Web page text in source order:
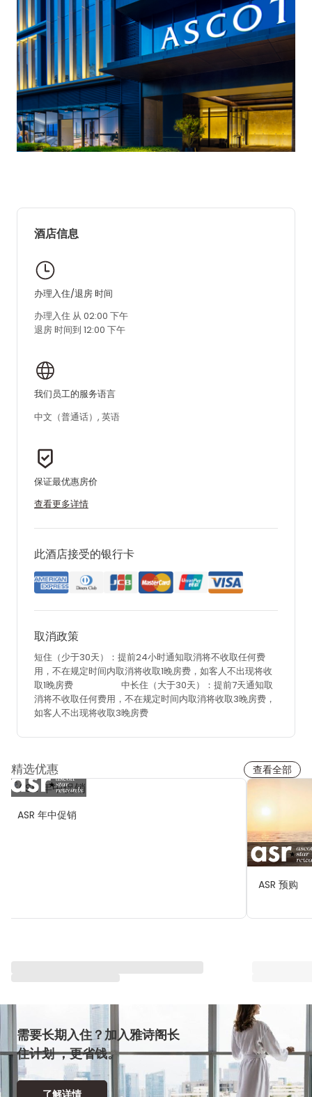
酒店信息
办理入住/退房 时间
办理入住 从 02:00 下午
退房 时间到 12:00 下午
我们员工的服务语言
中文（普通话）, 英语
保证最优惠房价
查看更多详情
此酒店接受的银行卡
取消政策
短住（少于30天）：提前24小时通知取消将不收取任何费
用，不在规定时间内取消将收取1晚房费，如客人不出现将收
取1晚房费
中长住（大于30天）：提前7天通知取
消将不收取任何费用，不在规定时间内取消将收取3晚房费，
如客人不出现将收取3晚房费
精选优惠 查看全部
ASR 年中促销
ASR 预购
需要长期入住？加入雅诗阁长
住计划 ，更省钱。